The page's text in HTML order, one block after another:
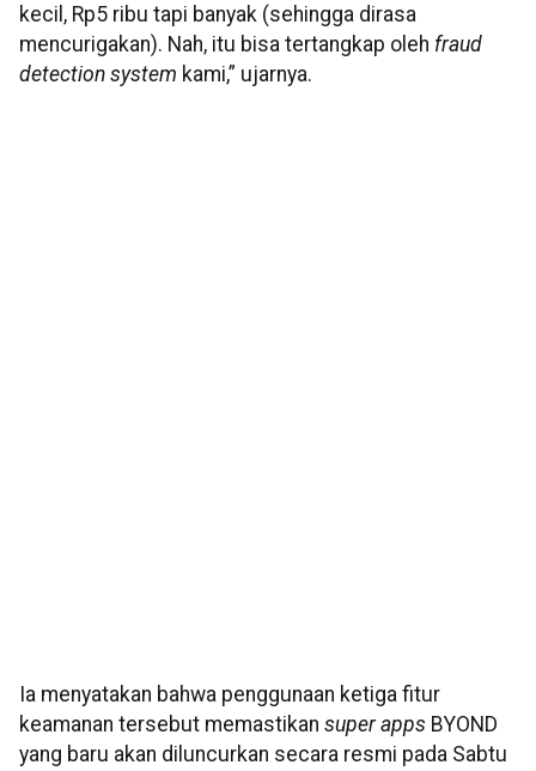
kecil, Rp5 ribu tapi banyak (sehingga dirasa
mencurigakan). Nah, itu bisa tertangkap oleh fraud
detection system kami,” ujarnya.
Ia menyatakan bahwa penggunaan ketiga fitur
keamanan tersebut memastikan super apps BYOND
yang baru akan diluncurkan secara resmi pada Sabtu